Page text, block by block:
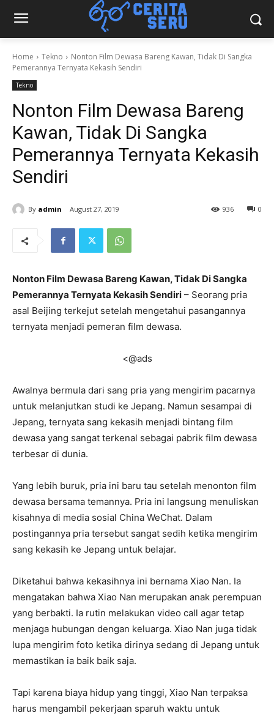
Home Tekno
Nonton Film Dewasa Bareng Kawan, Tidak Di Sangka
Pemerannya Ternyata Kekasih Sendiri
Tekno
Nonton Film Dewasa Bareng
Kawan, Tidak Di Sangka
Pemerannya Ternyata Kekasih
Sendiri
By admin August 27, 2019 0
936
Nonton Film Dewasa Bareng Kawan, Tidak Di Sangka
Pemerannya Ternyata Kekasih Sendiri – Seorang pria
asal Beijing terkejut setelah mengetahui pasangannya
ternyata menjadi pemeran film dewasa.
<@ads
Awalnya bermula dari sang pria yang mengirim pacarnya
untuk melanjutkan studi ke Jepang. Namun sesampai di
Jepang, ternyata sang kekasih menjadi bintang film
dewasa yang sangat terkenal sebagai pabrik film dewasa
terbesar di dunia.
Yang lebih buruk, pria ini baru tau setelah menonton film
dewasa bersama temannya. Pria ini langsung menuliskan
kisahnya di media sosial China WeChat. Dalam
postingannya pria tersebut sangat sedih ketika mengirim
sang kekasih ke Jepang untuk belajar.
Diketahui bahwa kekasihnya ini bernama Xiao Nan. Ia
mengatakan bahwa Xiao Nan merupakan anak perempuan
yang berbakti. Ia rutin melakukan video call agar tetap
menjaga hubungan dengan keluarga. Xiao Nan juga tidak
lupa mengirim foto ketika dirinya sedang di Jepang untuk
memastikan ia baik baik saja.
Tapi karena biaya hidup yang tinggi, Xiao Nan terpaksa
harus mengambil pekerjaan sparuh waktu untuk